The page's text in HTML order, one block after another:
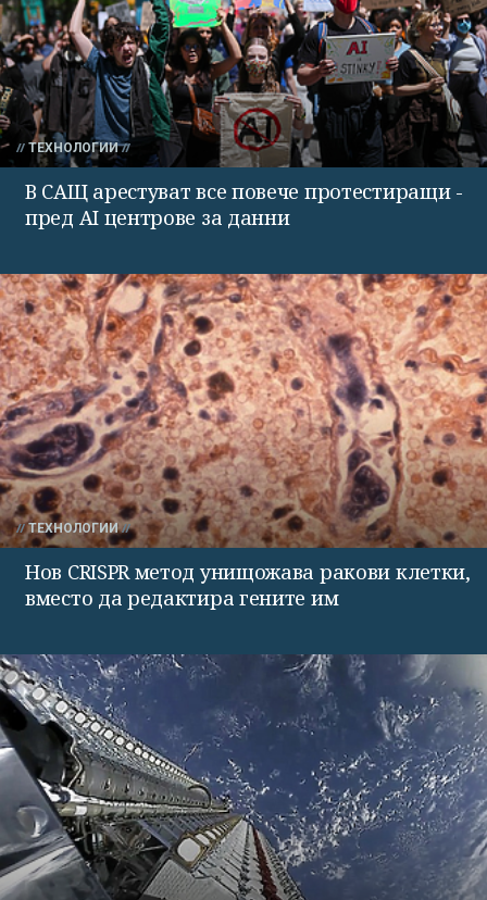
ТЕХНОЛОГИИ
В САЩ арестуват все повече протестиращи -
пред AI центрове за данни
ТЕХНОЛОГИИ
Нов CRISPR метод унищожава ракови клетки,
вместо да редактира гените им